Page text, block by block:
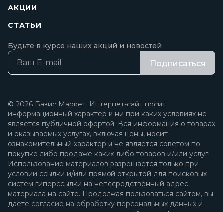
АКЦИИ
СТАТЬИ
Будьте в курсе наших акций и новостей
Подписаться
© 2026 Базис Маркет. Интернет-сайт носит
информационный характер и ни при каких условиях не
является публичной офертой. Вся информация о товарах
и оказываемых услугах, включая цены, носит
ознакомительный характер и не является советом по
покупке либо продаже каких-либо товаров и/или услуг.
Использование материалов разрешается только при
условии ссылки и/или прямой открытой для поисковых
систем гиперссылки на непосредственный адрес
материала на сайте. Продолжая пользоваться сайтом, вы
даете согласие на обработку персональных данных и